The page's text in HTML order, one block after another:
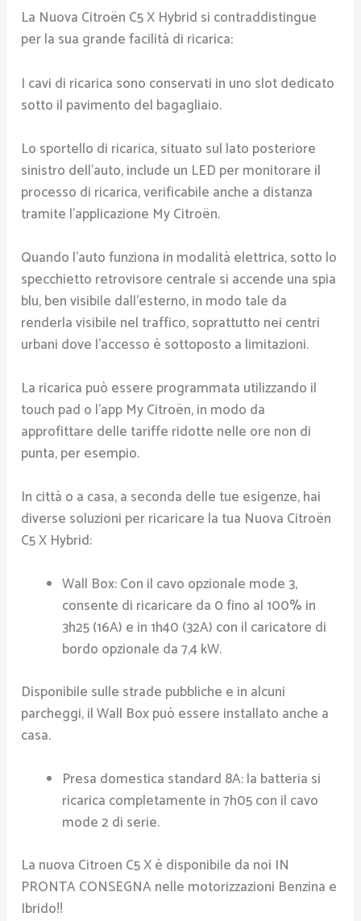
La Nuova Citroën C5 X Hybrid si contraddistingue
per la sua grande facilità di ricarica:
I cavi di ricarica sono conservati in uno slot dedicato
sotto il pavimento del bagagliaio.
Lo sportello di ricarica, situato sul lato posteriore
sinistro dell’auto, include un LED per monitorare il
processo di ricarica, verificabile anche a distanza
tramite l’applicazione My Citroën.
Quando l’auto funziona in modalità elettrica, sotto lo
specchietto retrovisore centrale si accende una spia
blu, ben visibile dall’esterno, in modo tale da
renderla visibile nel traffico, soprattutto nei centri
urbani dove l’accesso è sottoposto a limitazioni.
La ricarica può essere programmata utilizzando il
touch pad o l’app My Citroën, in modo da
approfittare delle tariffe ridotte nelle ore non di
punta, per esempio.
In città o a casa, a seconda delle tue esigenze, hai
diverse soluzioni per ricaricare la tua Nuova Citroën
C5 X Hybrid:
Wall Box: Con il cavo opzionale mode 3,
consente di ricaricare da 0 fino al 100% in
3h25 (16A) e in 1h40 (32A) con il caricatore di
bordo opzionale da 7,4 kW.
Disponibile sulle strade pubbliche e in alcuni
parcheggi, il Wall Box può essere installato anche a
casa.
Presa domestica standard 8A: la batteria si
ricarica completamente in 7h05 con il cavo
mode 2 di serie.
La nuova Citroen C5 X è disponibile da noi IN
PRONTA CONSEGNA nelle motorizzazioni Benzina e
Ibrido!!